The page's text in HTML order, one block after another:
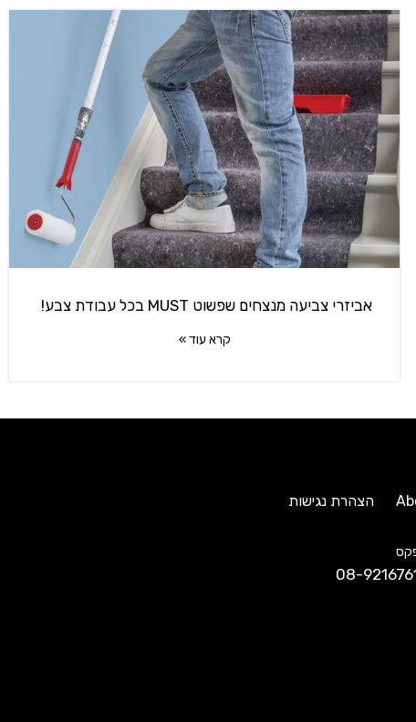
אביזרי צביעה מנצחים שפשוט MUST בכל עבודת צבע!
קרא עוד »
הצהרת נגישות
08-